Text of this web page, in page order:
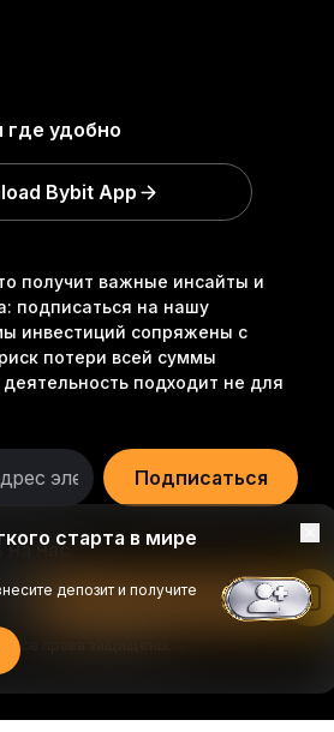
получит важные инсайты и
подписаться на нашу
инвестиций сопряжены с
потери всей суммы
подходит не для
Подписаться
нас
Все права защищены.
где удобно
Bybit App
старта в мире
депозит и получите
Читать в приложении Bybit